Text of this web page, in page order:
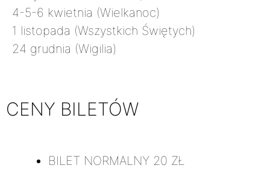
4-5-6 kwietnia (Wielkanoc)
1 listopada (Wszystkich Świętych)
24 grudnia (Wigilia)
CENY BILETÓW
BILET NORMALNY 20 ZŁ